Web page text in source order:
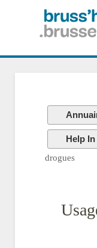
Help
drogues